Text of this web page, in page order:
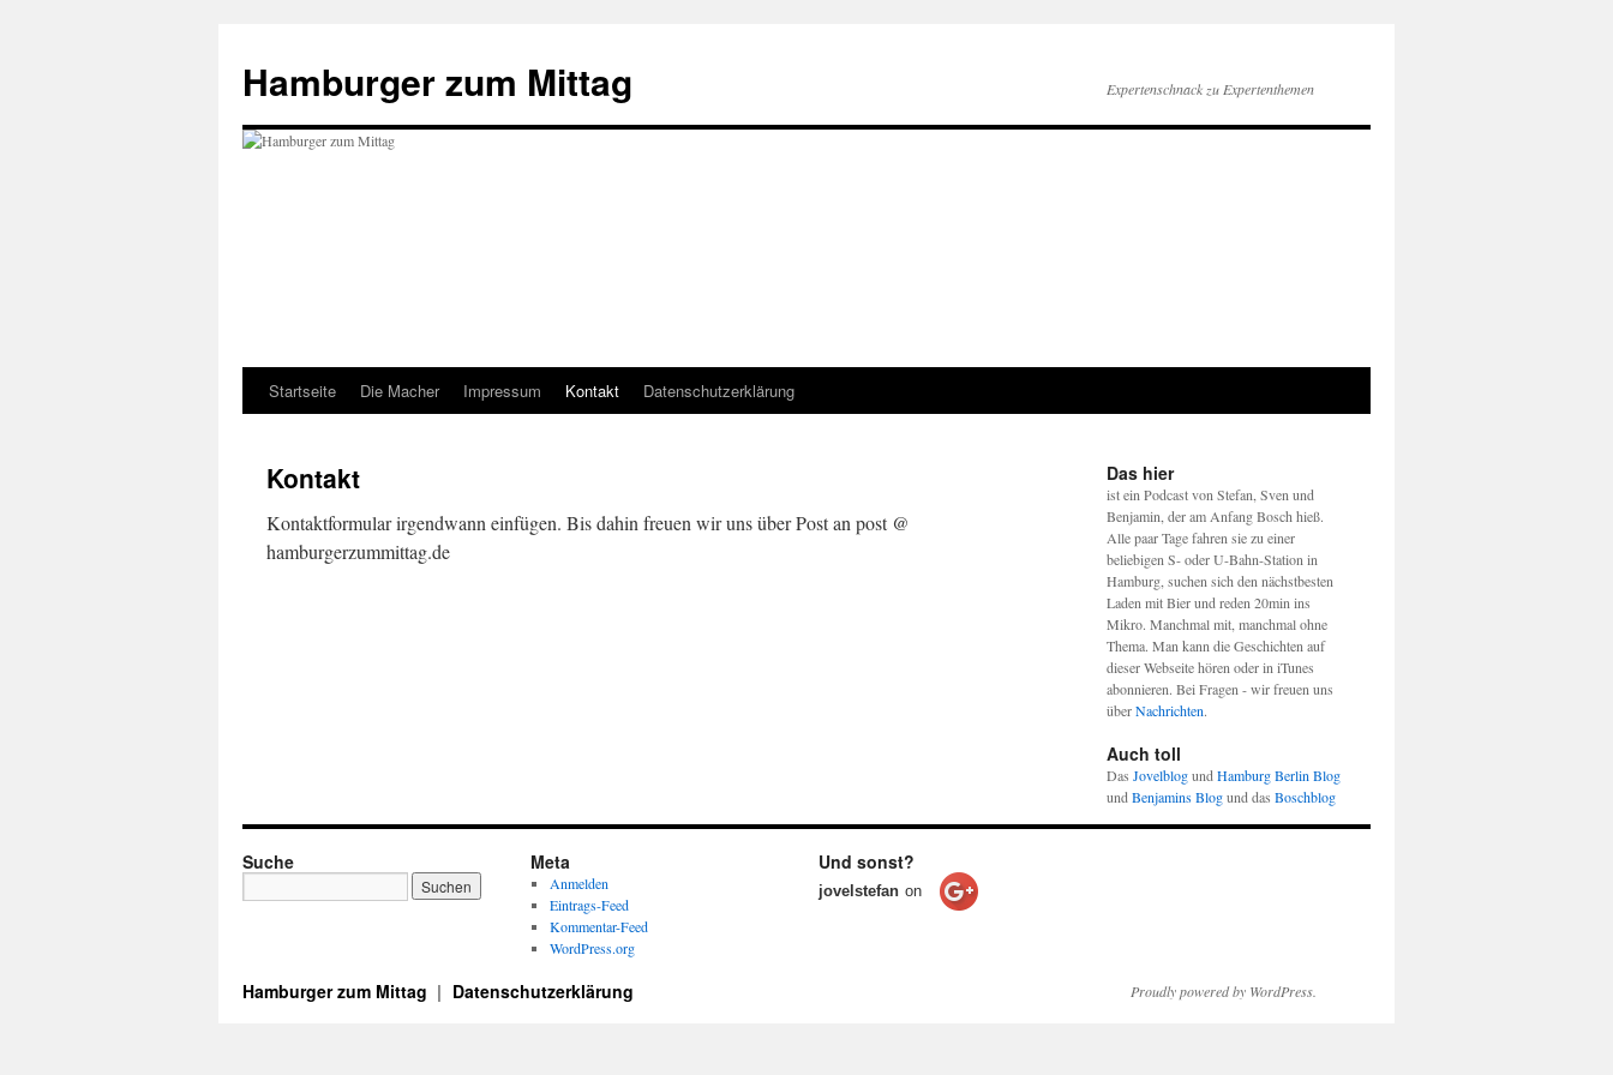
Hamburger zum Mittag Expertenschnack zu Expertenthemen
Zum
springen
Startseite Die Macher Impressum Kontakt Datenschutzerklärung
Kontakt
Kontaktformular irgendwann einfügen. Bis dahin freuen wir uns über Post an post @
hamburgerzummittag.de
Das hier
ist ein Podcast von Stefan, Sven und
Benjamin, der am Anfang Bosch hieß.
Alle paar Tage fahren sie zu einer
beliebigen S- oder U-Bahn-Station in
Hamburg, suchen sich den nächstbesten
Laden mit Bier und reden 20min ins
Mikro. Manchmal mit, manchmal ohne
Thema. Man kann die Geschichten auf
dieser Webseite hören oder in iTunes
abonnieren. Bei Fragen - wir freuen uns
überNachrichten.
Auch toll
Das Jovelblogund Hamburg Berlin Blog
und Benjamins Blogund das Boschblog
Suche Meta
Anmelden
Eintrags-Feed
Kommentar-Feed
WordPress.org
Und sonst?
jovelstefan on
Hamburger zum Mittag Datenschutzerklärung Proudly powered by WordPress.